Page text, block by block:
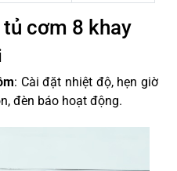
cơm 8 khay
: Cài đặt nhiệt độ, hẹn giờ
đèn báo hoạt động.